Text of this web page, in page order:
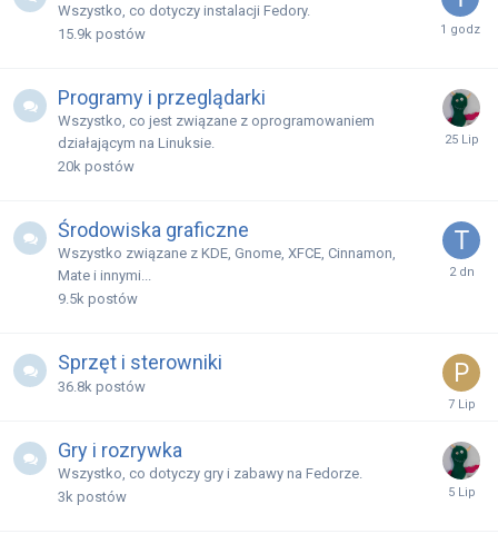
Wszystko, co dotyczy instalacji Fedory.
15.9k postów
Programy i przeglądarki
Wszystko, co jest związane z oprogramowaniem
działającym na Linuksie.
20k postów
Środowiska graficzne
Wszystko związane z KDE, Gnome, XFCE, Cinnamon,
Mate i innymi...
9.5k postów
Sprzęt i sterowniki
36.8k postów
Gry i rozrywka
Wszystko, co dotyczy gry i zabawy na Fedorze.
3k postów